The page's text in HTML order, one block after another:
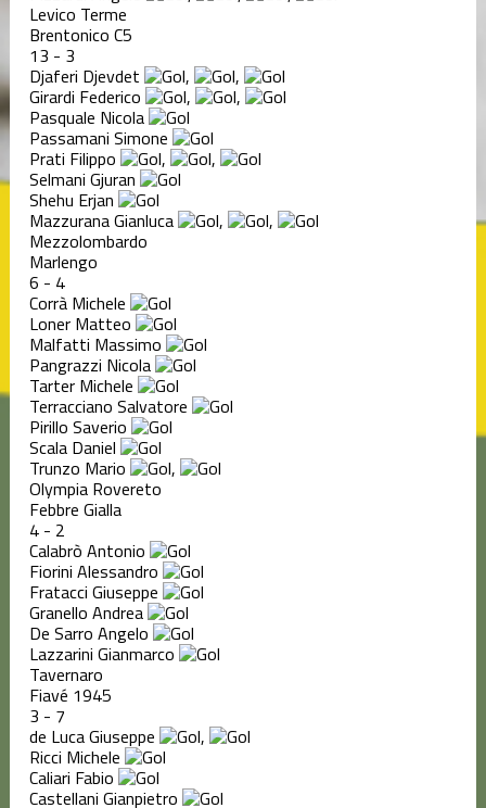
Levico Terme
Brentonico C5
13 - 3
Djaferi Djevdet , ,
Girardi Federico , ,
Pasquale Nicola
Passamani Simone
Prati Filippo , ,
Selmani Gjuran
Shehu Erjan
Mazzurana Gianluca , ,
Mezzolombardo
Marlengo
6 - 4
Corrà Michele
Loner Matteo
Malfatti Massimo
Pangrazzi Nicola
Tarter Michele
Terracciano Salvatore
Pirillo Saverio
Scala Daniel
Trunzo Mario ,
Olympia Rovereto
Febbre Gialla
4- 2
Calabrò Antonio
Fiorini Alessandro
Fratacci Giuseppe
Granello Andrea
De Sarro Angelo
Lazzarini Gianmarco
Tavernaro
Fiavé 1945
3 - 7
de Luca Giuseppe ,
Ricci Michele
Caliari Fabio
Castellani Gianpietro